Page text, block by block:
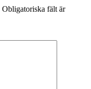
Obligatoriska fält är